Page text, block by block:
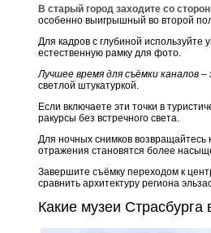
В старый город заходите со
особенно выигрышный во второй
Для кадров с глубиной
естественную рамку для фото.
Лучшее время для съёмки каналов –
светлой штукатуркой.
Если включаете эти точки в
ракурсы без встречного света.
Для ночных снимков возвращайтесь
отражения становятся более
Завершите съёмку переходом к
сравнить архитектуру региона
Какие музеи